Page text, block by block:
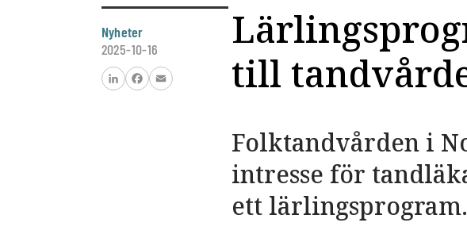
Nyheter
2025-10-16
FacebookEmail
till
Folktandvården i
intresse för
ett lärlingsprogram.